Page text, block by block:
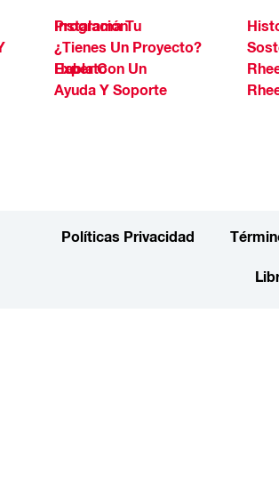
Programa Tu Instalación
¿Tienes Un Proyecto?
Habla Con Un Experto
Ayuda Y Soporte
Políticas Privacidad